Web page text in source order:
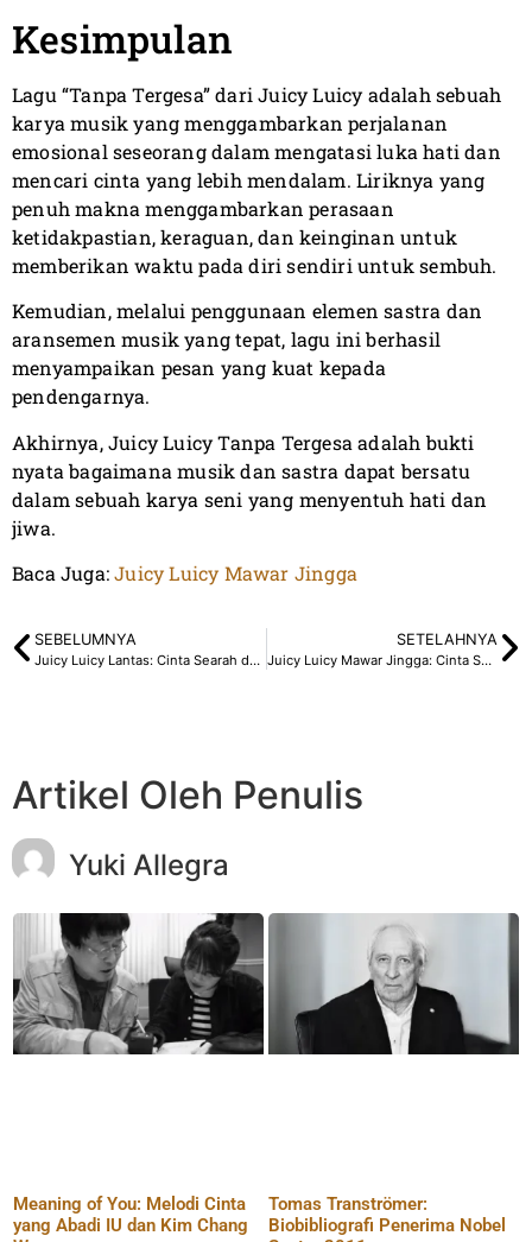
Kesimpulan
Lagu “Tanpa Tergesa” dari Juicy Luicy adalah sebuah
karya musik yang menggambarkan perjalanan
emosional seseorang dalam mengatasi luka hati dan
mencari cinta yang lebih mendalam. Liriknya yang
penuh makna menggambarkan perasaan
ketidakpastian, keraguan, dan keinginan untuk
memberikan waktu pada diri sendiri untuk sembuh.
Kemudian, melalui penggunaan elemen sastra dan
aransemen musik yang tepat, lagu ini berhasil
menyampaikan pesan yang kuat kepada
pendengarnya.
Akhirnya, Juicy Luicy Tanpa Tergesa adalah bukti
nyata bagaimana musik dan sastra dapat bersatu
dalam sebuah karya seni yang menyentuh hati dan
jiwa.
Baca Juga:Juicy Luicy Mawar Jingga
SEBELUMNYA
Juicy Luicy Lantas: Cinta Searah dalam Lirik yang Menggugah
SETELAHNYA
Juicy Luicy Mawar Jingga: Cinta Sepihak dalam Kehampaan
Artikel Oleh Penulis
Yuki Allegra
Meaning of You: Melodi Cinta
yang Abadi IU dan Kim Chang
Tomas Tranströmer:
Biobibliografi Penerima Nobel